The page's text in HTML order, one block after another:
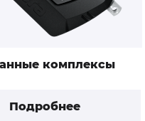
комплексы
Подробнее